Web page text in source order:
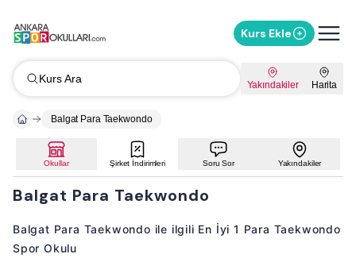
Kurs Ekle
Kurs Ara Yakındakiler Harita
Balgat Para Taekwondo
Okullar Şirket İndirimleri Soru Sor Yakındakiler
Balgat Para Taekwondo
Balgat Para Taekwondo ile ilgili En İyi 1 Para Taekwondo
Spor Okulu